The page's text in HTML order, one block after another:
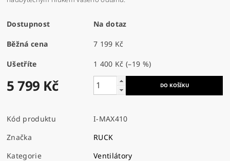
Dostupnost Na dotaz
Běžná cena 7 199 Kč
Ušetříte 1 400 Kč (–19 %)
5 799 Kč
Kód produktu
I-MAX410
Značka
RUCK
Kategorie
Ventilátory